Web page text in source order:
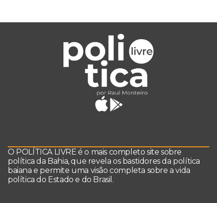
O POLÍTICA LIVRE é o mais completo site sobre
política da Bahia, que revela os bastidores da política
baiana e permite uma visão completa sobre a vida
política do Estado e do Brasil.